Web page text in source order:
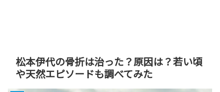
松本伊代の骨折は治った？原因は？若い頃
や天然エピソードも調べてみた